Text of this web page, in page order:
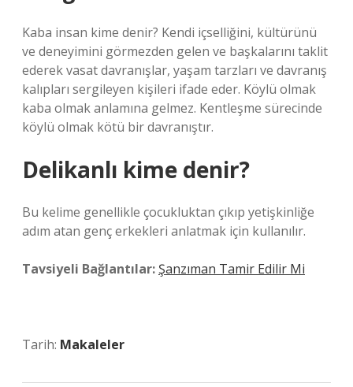
Kaba insan kime denir? Kendi içselliğini, kültürünü
ve deneyimini görmezden gelen ve başkalarını taklit
ederek vasat davranışlar, yaşam tarzları ve davranış
kalıpları sergileyen kişileri ifade eder. Köylü olmak
kaba olmak anlamına gelmez. Kentleşme sürecinde
köylü olmak kötü bir davranıştır.
Delikanlı kime denir?
Bu kelime genellikle çocukluktan çıkıp yetişkinliğe
adım atan genç erkekleri anlatmak için kullanılır.
Tavsiyeli Bağlantılar: Şanzıman Tamir Edilir Mi
Tarih: Makaleler